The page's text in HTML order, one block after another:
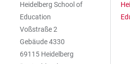
Heidelberg School of
Education
Voßstraße 2
Gebäude 4330
69115 Heidelberg